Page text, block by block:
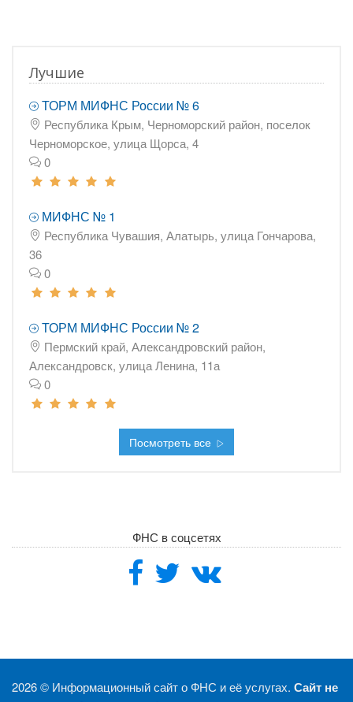
Лучшие
ТОРМ МИФНС России № 6
Республика Крым, Черноморский район, поселок
Черноморское, улица Щорса, 4
0
МИФНС № 1
Республика Чувашия, Алатырь, улица Гончарова,
36
0
ТОРМ МИФНС России № 2
Пермский край, Александровский район,
Александровск, улица Ленина, 11а
0
Посмотреть все
ФНС в соцсетях
2026 © Информационный сайт о ФНС и её услугах. Сайт не